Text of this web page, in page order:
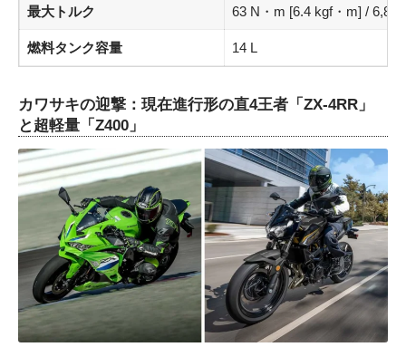
最大トルク 63 N・m [6.4 kgf・m] /
燃料タンク容量 14 L
カワサキの迎撃：現在進行形の直4王者「ZX-4RR」
と超軽量「Z400」